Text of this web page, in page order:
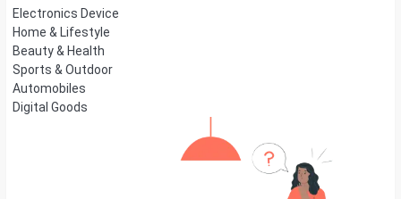
Electronics Device
Home & Lifestyle
Beauty & Health
Sports & Outdoor
Automobiles
Digital Goods